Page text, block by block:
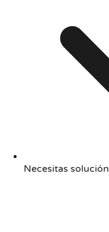
Necesitas solución